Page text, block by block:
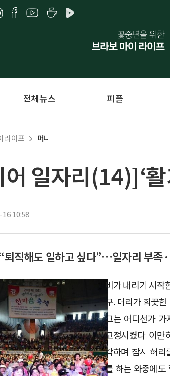
전체뉴스 피플
라이프 머니
일자리(14)]‘
16 10:58
퇴직해도 일하고 싶다”…일자리 부족
비가 내리기 시작
구. 머리가 희끗
그는 어디선가 가
고정시켰다. 이만
각하며 잠시 허리
를 하는 와중에도